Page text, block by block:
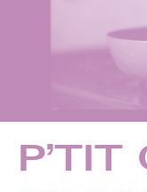
P’TIT